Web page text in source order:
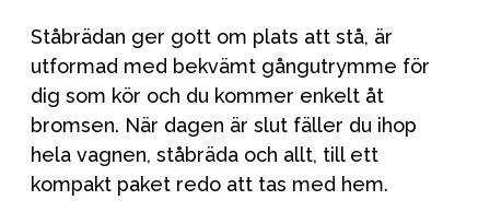
Ståbrädan ger gott om plats att stå, är
utformad med bekvämt gångutrymme för
dig som kör och du kommer enkelt åt
bromsen. När dagen är slut fäller du ihop
hela vagnen, ståbräda och allt, till ett
kompakt paket redo att tas med hem.